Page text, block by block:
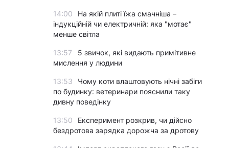
14:00
На якій плиті їжа смачніша –
індукційній чи електричній: яка "мотає"
менше світла
13:57
5 звичок, які видають примітивне
мислення у людини
13:53
Чому коти влаштовують нічні забіги
по будинку: ветеринари пояснили таку
дивну поведінку
13:50
Експеримент розкрив, чи дійсно
бездротова зарядка дорожча за дротову